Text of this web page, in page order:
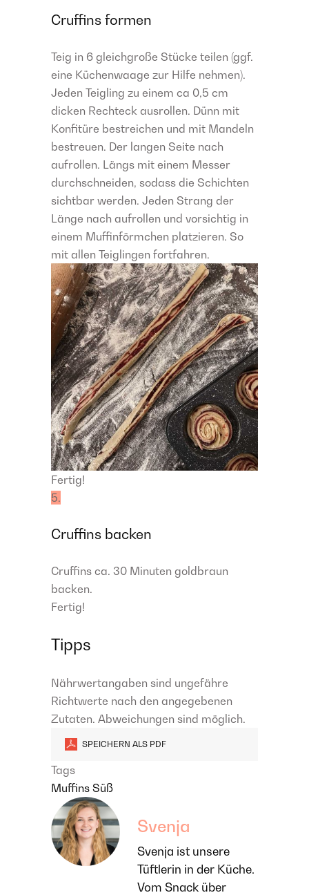
Cruffins formen
Teig in 6 gleichgroße Stücke teilen (ggf.
eine Küchenwaage zur Hilfe nehmen).
Jeden Teigling zu einem ca 0,5 cm
dicken Rechteck ausrollen. Dünn mit
Konfitüre bestreichen und mit Mandeln
bestreuen. Der langen Seite nach
aufrollen. Längs mit einem Messer
durchschneiden, sodass die Schichten
sichtbar werden. Jeden Strang der
Länge nach aufrollen und vorsichtig in
einem Muffinförmchen platzieren. So
mit allen Teiglingen fortfahren.
Fertig!
5.
Cruffins backen
Cruffins ca. 30 Minuten goldbraun
backen.
Fertig!
Tipps
Nährwertangaben sind ungefähre
Richtwerte nach den angegebenen
Zutaten. Abweichungen sind möglich.
SPEICHERN ALS PDF
Tags
Muffins Süß
Svenja
Svenja ist unsere
Tüftlerin in der Küche.
Vom Snack über